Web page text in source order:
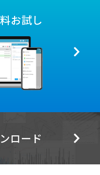
お試し
ロード